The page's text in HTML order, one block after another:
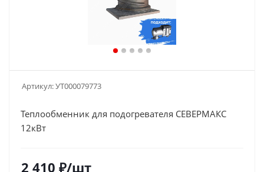
Артикул:УТ000079773
Теплообменник для подогревателя СЕВЕРМАКС
12кВт
2 410 ₽/шт